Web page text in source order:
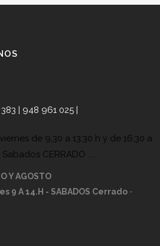
| 948 961 025 |
de 9,30 a 13:30 h y de 16:30 a
CERRADO ....
Y AGOSTO
9 A 14.H - SABADOS Cerrado -